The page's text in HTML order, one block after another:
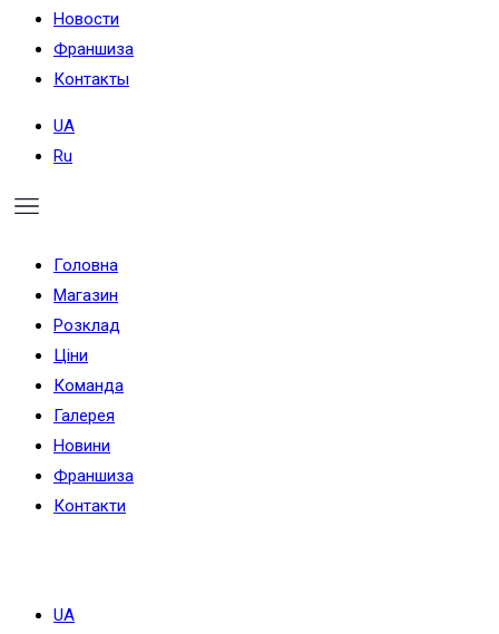
Новости
Франшиза
Контакты
UA
Ru
Головна
Магазин
Розклад
Ціни
Команда
Галерея
Новини
Франшиза
Контакти
UA